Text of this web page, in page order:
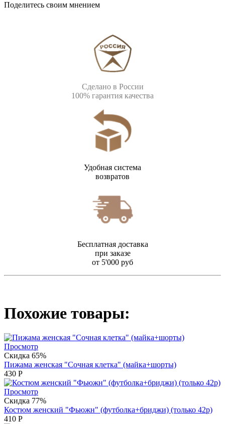
Поделитесь своим мнением
Сделано в России
100% гарантия качества
Удобная система
возвратов
Бесплатная доставка
при заказе
от 5'000 руб
Похожие товары:
Просмотр
Скидка 65%
Пижама женская "Сочная клетка" (майка+шорты)
430 Р
Просмотр
Скидка 77%
Костюм женский "Фьюжн" (футболка+бриджи) (только 42р)
410 Р